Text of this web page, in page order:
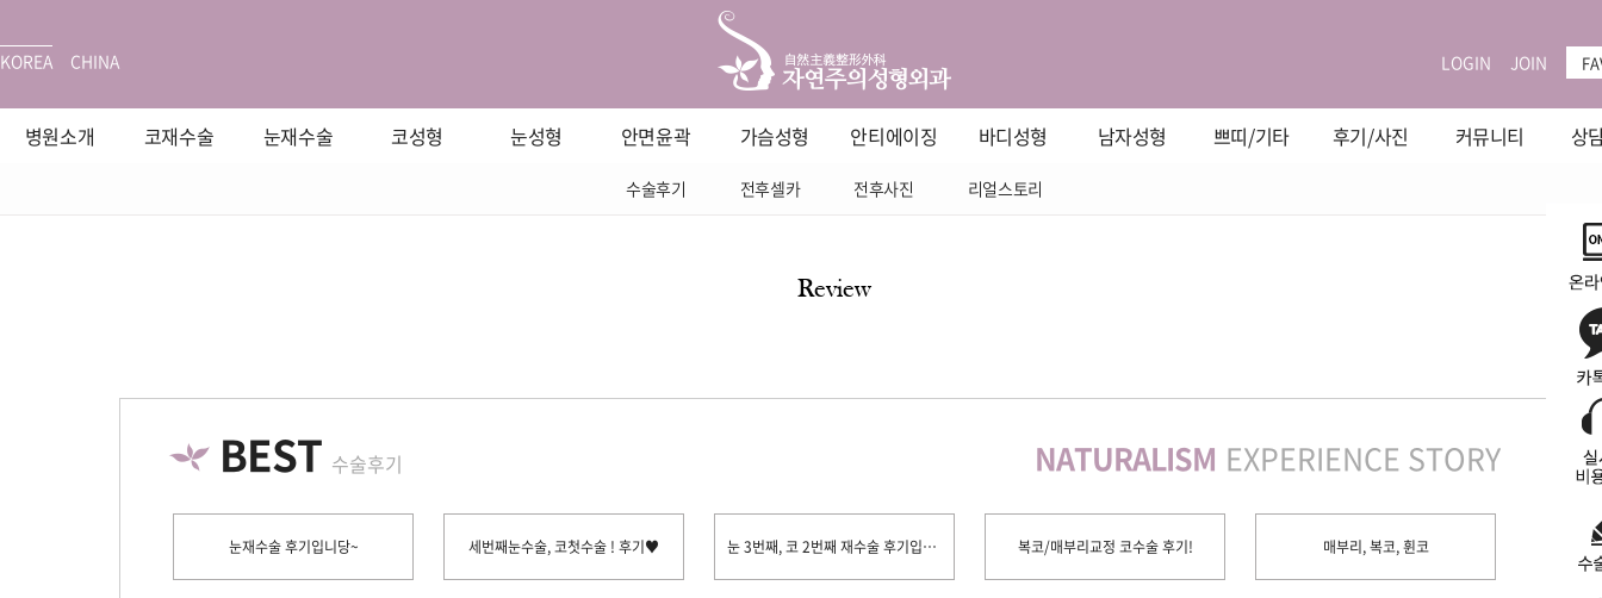
KOREA CHINA LOGIN JOIN
병원소개 코재수술 눈재수술 코성형 눈성형 안면윤곽 가슴성형 안티에이징 바디성형 남자성형 쁘띠/기타 후기/사진 커뮤니티 상
수술후기 전후셀카 전후사진 리얼스토리
Review
BEST 수술후기 NATURALISM EXPERIENCE STORY
눈재수술 후기입니당~ 세번째눈수술, 코첫수술 ! 후기♥ 눈 3번째, 코 2번째 재수술 후기입니당 복코/매부리교정 코수술 후기! 매부리, 복코, 휜코